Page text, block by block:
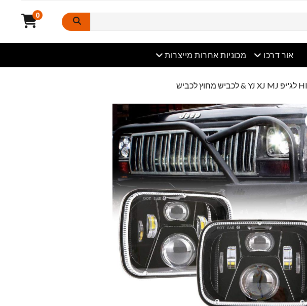
0
אור דרכו
תפריט פתוח מכוניות אחרות מייצרות
תפריט פתוח